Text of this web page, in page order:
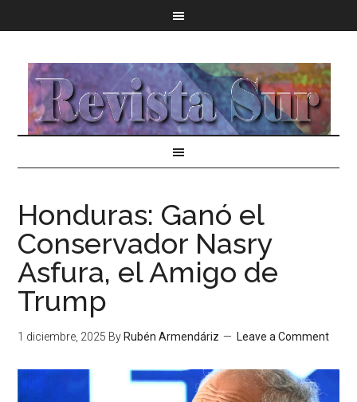
Honduras: Ganó el
Conservador Nasry
Asfura, el Amigo de
Trump
1 diciembre, 2025 By Rubén Armendáriz Leave a Comment